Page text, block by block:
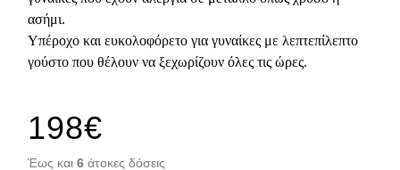
ασήμι.
Υπέροχο και ευκολοφόρετο για γυναίκες με λεπτεπίλεπτο
γούστο που θέλουν να ξεχωρίζουν όλες τις ώρες.
198€
Έως και 6 άτοκες δόσεις